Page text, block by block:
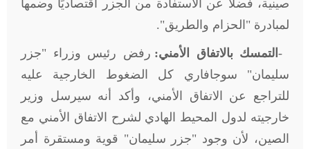
صينية، فضلا عن الاستفادة من الجزر اقتصاديًا وضمها
لمبادرة "الحزام والطريق"
.
-التمسك بالاتفاق الأمني: رفض رئيس وزراء "جزر
سليمان" سوجافاري كل الضغوط الخارجية عليه
للتراجع عن الاتفاق الأمني، وأكد أنه سيرسل وزير
خارجيته لدول المحيط الهادي لشرح الاتفاق الأمني مع
الصين، لأن وجود "جزر سليمان" قوية ومستقرة أمر